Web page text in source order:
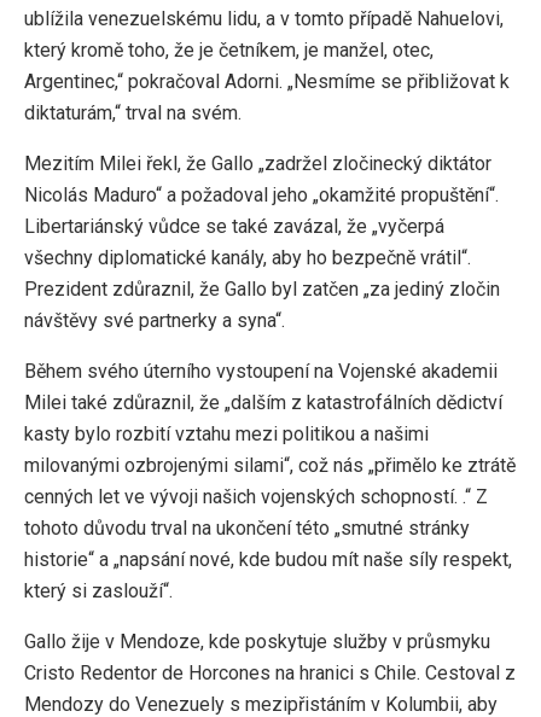
ublížila venezuelskému lidu, a v tomto případě Nahuelovi,
který kromě toho, že je četníkem, je manžel, otec,
Argentinec,“ pokračoval Adorni. „Nesmíme se přibližovat k
diktaturám,“ trval na svém.
Mezitím Milei řekl, že Gallo „zadržel zločinecký diktátor
Nicolás Maduro“ a požadoval jeho „okamžité propuštění“.
Libertariánský vůdce se také zavázal, že „vyčerpá
všechny diplomatické kanály, aby ho bezpečně vrátil“.
Prezident zdůraznil, že Gallo byl zatčen „za jediný zločin
návštěvy své partnerky a syna“.
Během svého úterního vystoupení na Vojenské akademii
Milei také zdůraznil, že „dalším z katastrofálních dědictví
kasty bylo rozbití vztahu mezi politikou a našimi
milovanými ozbrojenými silami“, což nás „přimělo ke ztrátě
cenných let ve vývoji našich vojenských schopností. .“ Z
tohoto důvodu trval na ukončení této „smutné stránky
historie“ a „napsání nové, kde budou mít naše síly respekt,
který si zaslouží“.
Gallo žije v Mendoze, kde poskytuje služby v průsmyku
Cristo Redentor de Horcones na hranici s Chile. Cestoval z
Mendozy do Venezuely s mezipřistáním v Kolumbii, aby